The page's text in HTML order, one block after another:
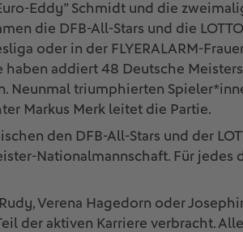
Eddy” Schmidt und die
die DFB-All-Stars und die
oder in der FLYERALARM-
addiert 48 Deutsche
Neunmal triumphierten
Markus Merk leitet die Partie.
den DFB-All-Stars und der
Nationalmannschaft. Für jedes
Verena Hagedorn oder
der aktiven Karriere verbracht.